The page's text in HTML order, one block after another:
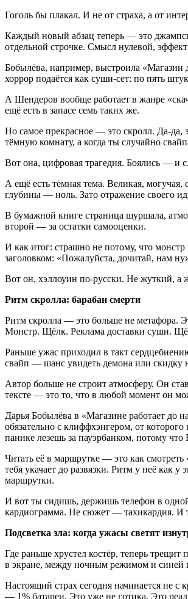
Гоголь бы плакал. И не от страха, а от
Каждый новый абзац теперь — это
отдельной строчке. Смысл нулевой,
Бобылёва, например, выстроила «Магазин
хоррор подаётся как суши-сет: по пять
А Шендеров вообще работает в жанре
ещё есть в запасе семь таких же.
Но самое прекрасное — это скролл. Да-да,
тёмную комнату, а когда ты случайно
Вот она, цифровая трагедия. Боялись — и
А ещё есть тёмная тема. Великая, могучая,
глубины — ноль. Зато отражение своего
В бумажной книге страница шуршала,
второй — за остатки самооценки.
И как итог: страшно не потому, что
заголовком: «Пожалуйста, дочитай, нам
Вот он, хэллоуин по-русски. Не жуткий, а
Ритм скролла: барабан смерти
Ритм скролла — это больше не метафора.
Монстр. Щёлк. Реклама доставки суши.
Раньше ужас приходил в такт
свайп — шанс увидеть демона или скидку
Автор больше не строит атмосферу. Он
тексте — это то, что в любой момент он
Дарья Бобылёва в «Магазине работает до
обязательно с клиффхэнгером, от
панике лезешь за пауэрбанком, потому
Читать её в маршрутке — это как
тебя укачает до развязки. Ритм у неё как
маршрутки.
И вот ты сидишь, держишь телефон в
кардиограмма. Не сюжет — тахикардия. И
Подсветка зла: когда ужасы светят
Где раньше хрустел костёр, теперь
в экране, между ночным режимом и синей
Настоящий страх сегодня начинается не
— 1% батареи. Это уже не готика. Это